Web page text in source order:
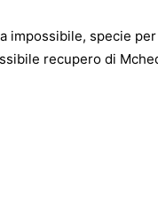
impossibile, specie
recupero di